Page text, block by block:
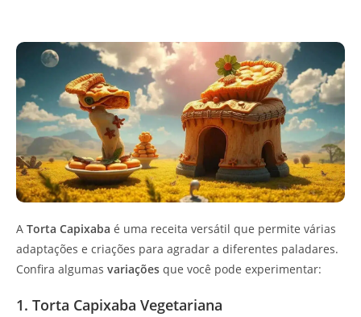
A Torta Capixaba é uma receita versátil que permite várias
adaptações e criações para agradar a diferentes paladares.
Confira algumas variações que você pode experimentar:
1. Torta Capixaba Vegetariana